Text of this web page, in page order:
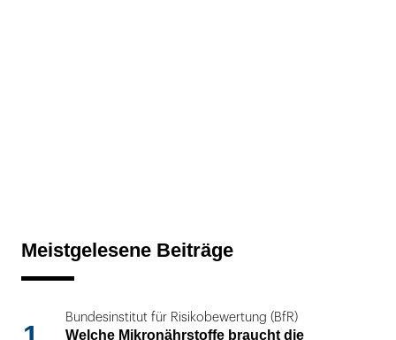
Meistgelesene Beiträge
Bundesinstitut für Risikobewertung (BfR)
Welche Mikronährstoffe braucht die